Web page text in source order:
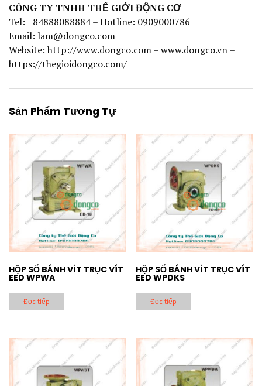
CÔNG TY TNHH THẾ GIỚI ĐỘNG CƠ
Tel: +84888088884 – Hotline: 0909000786
Email: lam@dongco.com
Website: http://www.dongco.com – www.dongco.vn –
https://thegioidongco.com/
Sản Phẩm Tương Tự
HỘP SỐ BÁNH VÍT TRỤC VÍT
EED WPWA
Đọc tiếp
HỘP SỐ BÁNH VÍT TRỤC VÍT
EED WPDKS
Đọc tiếp